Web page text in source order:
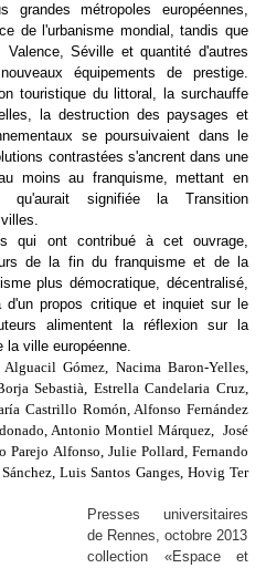
métropoles européennes,
de l'urbanisme mondial, tandis que
Valence, Séville et quantité d'autres
équipements de prestige.
touristique du littoral, la surchauffe
la destruction des paysages et
se poursuivaient dans le
contrastées s'ancrent dans une
moins au franquisme, mettant en
qu'aurait signifiée la Transition
qui ont contribué à cet ouvrage,
de la fin du franquisme et de la
plus démocratique, décentralisé,
d'un propos critique et inquiet sur le
alimentent la réflexion sur la
la ville européenne.
Gómez, Nacima Baron-Yelles,
Sebastià, Estrella Candelaria Cruz,
Castrillo Romón, Alfonso Fernández
Antonio Montiel Márquez, José
Parejo Alfonso, Julie Pollard, Fernando
Luis Santos Ganges, Hovig Ter
Presses universitaires
de Rennes, octobre 2013
collection «Espace et